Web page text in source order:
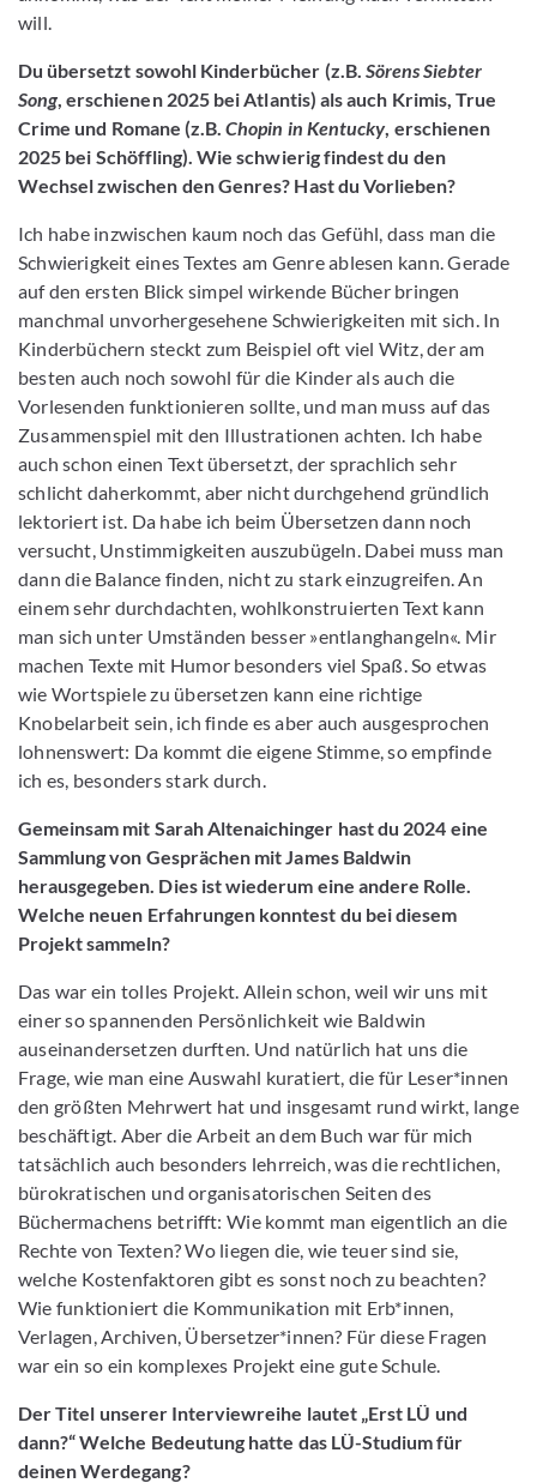
will.
Du übersetzt sowohl Kinderbücher (z.B. Sörens Siebter
Song , erschienen 2025 bei Atlantis) als auch Krimis, True
Crime und Romane (z.B.Chopin in Kentucky, erschienen
2025 bei Schöffling). Wie schwierig findest du den
Wechsel zwischen den Genres? Hast du Vorlieben?
Ich habe inzwischen kaum noch das Gefühl, dass man die
Schwierigkeit eines Textes am Genre ablesen kann. Gerade
auf den ersten Blick simpel wirkende Bücher bringen
manchmal unvorhergesehene Schwierigkeiten mit sich. In
Kinderbüchern steckt zum Beispiel oft viel Witz, der am
besten auch noch sowohl für die Kinder als auch die
Vorlesenden funktionieren sollte, und man muss auf das
Zusammenspiel mit den Illustrationen achten. Ich habe
auch schon einen Text übersetzt, der sprachlich sehr
schlicht daherkommt, aber nicht durchgehend gründlich
lektoriert ist. Da habe ich beim Übersetzen dann noch
versucht, Unstimmigkeiten auszubügeln. Dabei muss man
dann die Balance finden, nicht zu stark einzugreifen. An
einem sehr durchdachten, wohlkonstruierten Text kann
man sich unter Umständen besser »entlanghangeln«. Mir
machen Texte mit Humor besonders viel Spaß. So etwas
wie Wortspiele zu übersetzen kann eine richtige
Knobelarbeit sein, ich finde es aber auch ausgesprochen
lohnenswert: Da kommt die eigene Stimme, so empfinde
ich es, besonders stark durch.
Gemeinsam mit Sarah Altenaichinger hast du 2024 eine
Sammlung von Gesprächen mit James Baldwin
herausgegeben. Dies ist wiederum eine andere Rolle.
Welche neuen Erfahrungen konntest du bei diesem
Projekt sammeln?
Das war ein tolles Projekt. Allein schon, weil wir uns mit
einer so spannenden Persönlichkeit wie Baldwin
auseinandersetzen durften. Und natürlich hat uns die
Frage, wie man eine Auswahl kuratiert, die für Leser*innen
den größten Mehrwert hat und insgesamt rund wirkt, lange
beschäftigt. Aber die Arbeit an dem Buch war für mich
tatsächlich auch besonders lehrreich, was die rechtlichen,
bürokratischen und organisatorischen Seiten des
Büchermachens betrifft: Wie kommt man eigentlich an die
Rechte von Texten? Wo liegen die, wie teuer sind sie,
welche Kostenfaktoren gibt es sonst noch zu beachten?
Wie funktioniert die Kommunikation mit Erb*innen,
Verlagen, Archiven, Übersetzer*innen? Für diese Fragen
war ein so ein komplexes Projekt eine gute Schule.
Der Titel unserer Interviewreihe lautet „Erst LÜ und
dann?“ Welche Bedeutung hatte das LÜ-Studium für
deinen Werdegang?